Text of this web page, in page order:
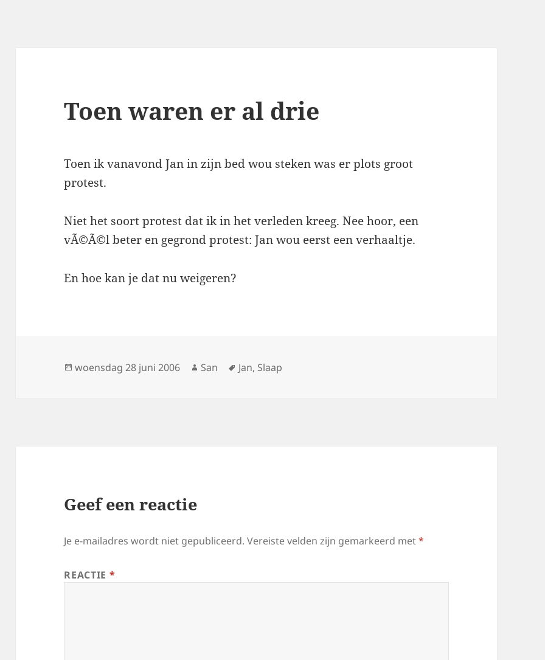
Toen waren er al drie
Toen ik vanavond Jan in zijn bed wou steken was er plots groot
protest.
Niet het soort protest dat ik in het verleden kreeg. Nee hoor, een
vÃ©Ã©l beter en gegrond protest: Jan wou eerst een verhaaltje.
En hoe kan je dat nu weigeren?
Geplaatst
woensdag 28 juni 2006 Auteur
San Tags
Jan, Slaap
Geef een reactie
Je e-mailadres wordt niet gepubliceerd. Vereiste velden zijn gemarkeerd met*
REACTIE *